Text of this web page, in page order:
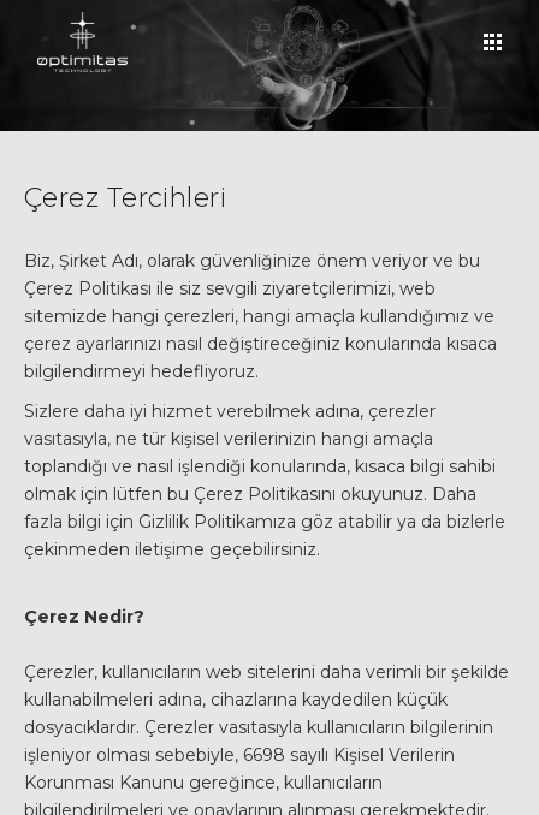
Çerez Tercihleri
Biz, Şirket Adı, olarak güvenliğinize önem veriyor ve bu
Çerez Politikası ile siz sevgili ziyaretçilerimizi, web
sitemizde hangi çerezleri, hangi amaçla kullandığımız ve
çerez ayarlarınızı nasıl değiştireceğiniz konularında kısaca
bilgilendirmeyi hedefliyoruz.
Sizlere daha iyi hizmet verebilmek adına, çerezler
vasıtasıyla, ne tür kişisel verilerinizin hangi amaçla
toplandığı ve nasıl işlendiği konularında, kısaca bilgi sahibi
olmak için lütfen bu Çerez Politikasını okuyunuz. Daha
fazla bilgi için Gizlilik Politikamıza göz atabilir ya da bizlerle
çekinmeden iletişime geçebilirsiniz.
Çerez Nedir?
Çerezler, kullanıcıların web sitelerini daha verimli bir şekilde
kullanabilmeleri adına, cihazlarına kaydedilen küçük
dosyacıklardır. Çerezler vasıtasıyla kullanıcıların bilgilerinin
işleniyor olması sebebiyle, 6698 sayılı Kişisel Verilerin
Korunması Kanunu gereğince, kullanıcıların
bilgilendirilmeleri ve onaylarının alınması gerekmektedir.